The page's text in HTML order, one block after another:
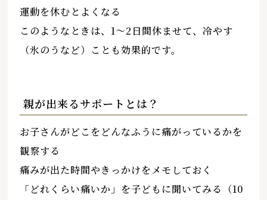
運動を休むとよくなる
このようなときは、1～2日間休ませて、冷やす
（氷のうなど）ことも効果的です。
親が出来るサポートとは？
お子さんがどこをどんなふうに痛がっているかを
観察する
痛みが出た時間やきっかけをメモしておく
「どれくらい痛いか」を子どもに聞いてみる（10